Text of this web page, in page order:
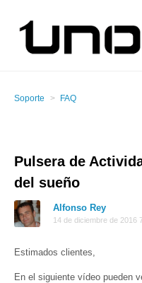
Soporte FAQ
Pulsera de
del sueño
Alfonso Rey
14 de diciembre de 2016
Estimados clientes,
En el siguiente vídeo pueden